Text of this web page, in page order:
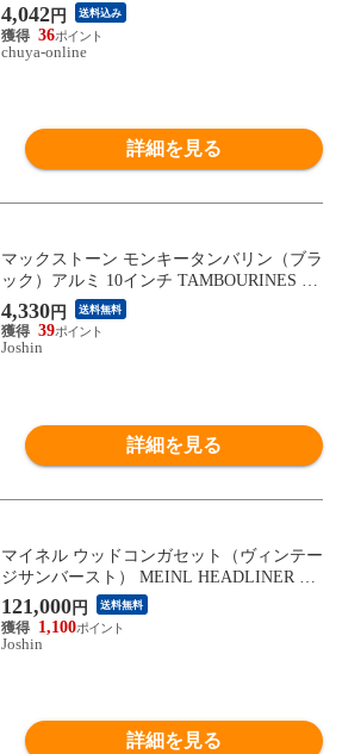
4,042円 送料込み
36
chuya-online
詳細を見る
マックストーン モンキータンバリン（ブラ
ック）アルミ 10インチ TAMBOURINES M
M-14H-BLK 【返品種別A】
4,330円 送料無料
39
Joshin
詳細を見る
マイネル ウッドコンガセット（ヴィンテー
ジサンバースト） MEINL HEADLINER SE
RIES HC555VSB 【返品種別A】
121,000円 送料無料
1,100
Joshin
詳細を見る